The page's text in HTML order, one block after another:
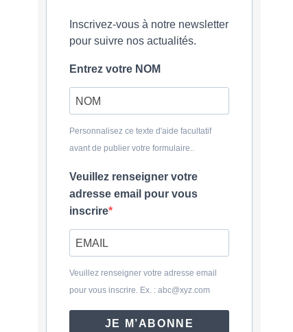
Inscrivez-vous à notre newsletter
pour suivre nos actualités.
Entrez votre NOM
Personnalisez ce texte d'aide facultatif
avant de publier votre formulaire..
Veuillez renseigner votre
adresse email pour vous
inscrire
Veuillez renseigner votre adresse email
pour vous inscrire. Ex. : abc@xyz.com
JE M’ABONNE